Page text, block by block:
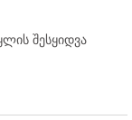
შესყიდვა